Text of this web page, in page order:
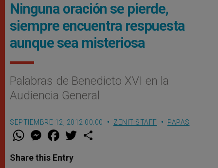
Ninguna oración se pierde,
siempre encuentra respuesta
aunque sea misteriosa
Palabras de Benedicto XVI en la
Audiencia General
SEPTIEMBRE 12, 2012 00:00 ZENIT STAFF PAPAS
W
t
s
M
e
s
e
F
a
e
b
w
Share this Entry